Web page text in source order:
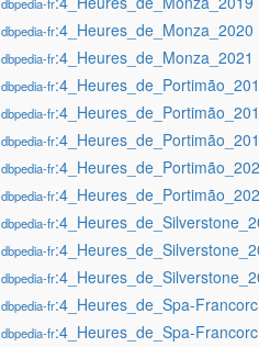
dbpedia-fr:4_Heures_de_Monza_2020
dbpedia-fr:4_Heures_de_Monza_2021
dbpedia-fr
dbpedia-fr
dbpedia-fr
dbpedia-fr
dbpedia-fr
dbpedia-fr
dbpedia-fr
dbpedia-fr
dbpedia-fr:4_Heures_de_Spa-
dbpedia-fr:4_Heures_de_Spa-